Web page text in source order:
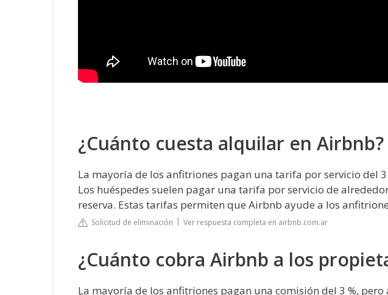
¿Cuánto cuesta alquilar en Airbnb?
La mayoría de los anfitriones pagan una tarifa por servicio del
Los huéspedes suelen pagar una tarifa por servicio de
reserva. Estas tarifas permiten que Airbnb ayude a los
Solicitud de eliminación Ver respuesta completa en airbnb.com.ar
¿Cuánto cobra Airbnb a los
La mayoría de los anfitriones pagan una comisión del 3 %, pero